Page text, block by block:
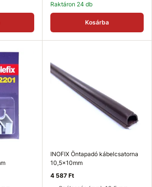
Raktáron 24 db
Kosárba
INOFIX Öntapadó kábelcsatorna
10,5x10mm
4 587 Ft